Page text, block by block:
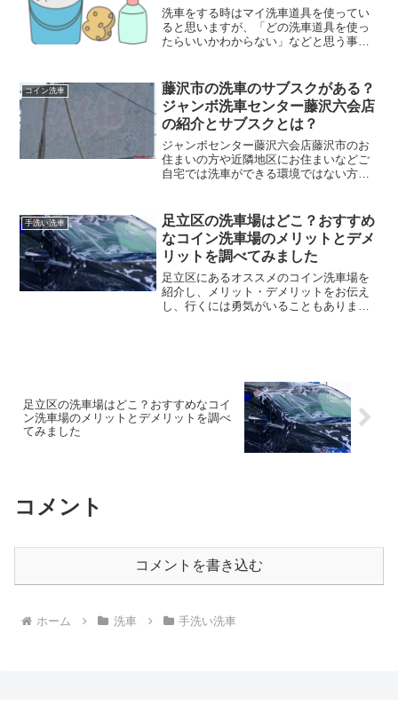
洗車をする時はマイ洗車道具を使ってい
ると思いますが、「どの洗車道具を使っ
たらいいかわからない」などと思う事も
スメ商品をご紹介したいと思います。い
い商品があったら是非購入...
コイン洗車
藤沢市の洗車のサブスクがある？
ジャンボ洗車センター藤沢六会店
の紹介とサブスクとは？
ジャンボセンター藤沢六会店藤沢市のお
住まいの方や近隣地区にお住まいなどご
自宅では洗車ができる環境ではない方、
い」などあると思います。そんな時にこ
の記事を読んでひとつの判断材...
手洗い洗車
足立区の洗車場はどこ？おすすめ
なコイン洗車場のメリットとデメ
リットを調べてみました
足立区にあるオススメのコイン洗車場を
紹介し、メリット・デメリットをお伝え
し、行くには勇気がいることもあります
足立区の洗車場はどこ？おすすめなコイ
ン洗車場のメリットとデメリットを調べ
てみました
コメント
コメントを書き込む
ホーム 洗車 手洗い洗車